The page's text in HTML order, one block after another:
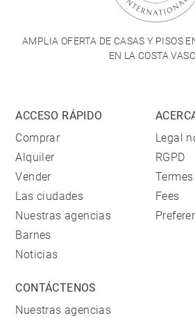
AMPLIA OFERTA DE CASAS Y PISOS
EN LA COSTA
ACCESO RÁPIDO
Comprar
Alquiler
Vender
Las ciudades
Nuestras agencias
Barnes
Noticias
Legal
RGPD
Fees
CONTÁCTENOS
Nuestras agencias